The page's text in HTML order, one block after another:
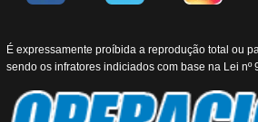
É expressamente proíbida a reprodução total ou
sendo os infratores indiciados com base na Lei nº